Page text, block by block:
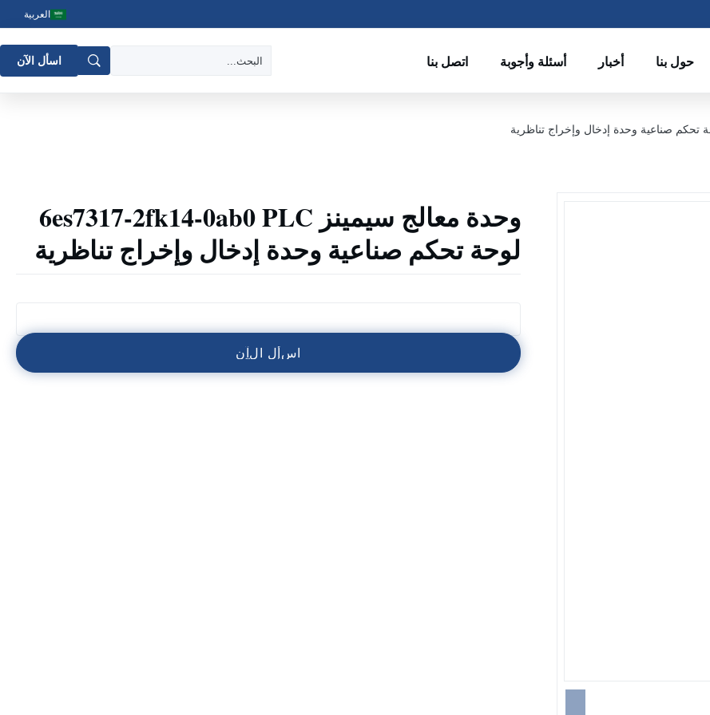
العربية
حول بنا أخبار أسئلة وأجوبة اتصل بنا اسأل الآن
وحدة معالج سيمينز 6es7317-2fk14-0ab0 PLC
لوحة تحكم صناعية وحدة إدخال وإخراج تناظرية
اسأل الآن